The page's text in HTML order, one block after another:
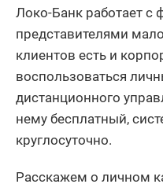
Локо-Банк работает с
представителями
клиентов есть и
воспользоваться
дистанционного
нему бесплатный,
круглосуточно.
Расскажем о личном